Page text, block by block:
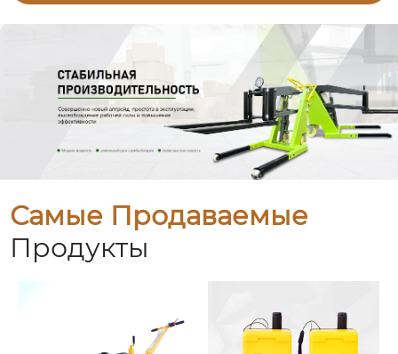
Самые Продаваемые
Продукты